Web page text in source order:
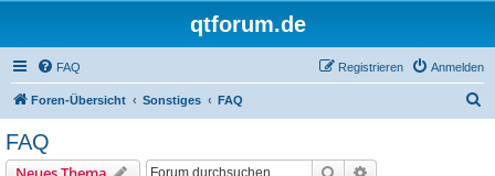
qtforum.de
FAQ Anmelden
Registrieren
Foren-Übersicht Sonstiges FAQ
FAQ
Suche